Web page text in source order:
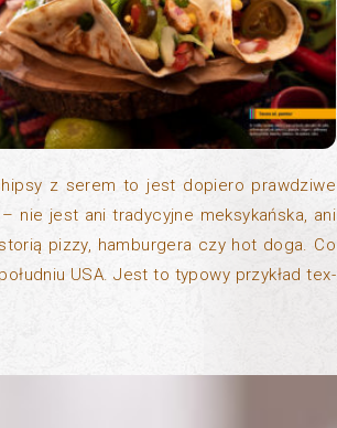
z serem to jest dopiero prawdziwe
nie jest ani tradycyjne meksykańska, ani
pizzy, hamburgera czy hot doga. Co
USA. Jest to typowy przykład tex-